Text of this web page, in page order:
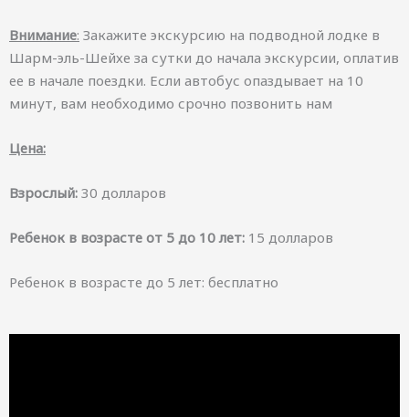
Внимание: Закажите экскурсию на подводной лодке в
Шарм-эль-Шейхе за сутки до начала экскурсии, оплатив
ее в начале поездки. Если автобус опаздывает на 10
минут, вам необходимо срочно позвонить нам
Цена:
Взрослый: 30 долларов
Ребенок в возрасте от 5 до 10 лет: 15 долларов
Ребенок в возрасте до 5 лет: бесплатно